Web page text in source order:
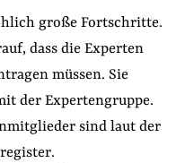
große Fortschritte.
dass die Experten
müssen. Sie
der Expertengruppe.
sind laut der